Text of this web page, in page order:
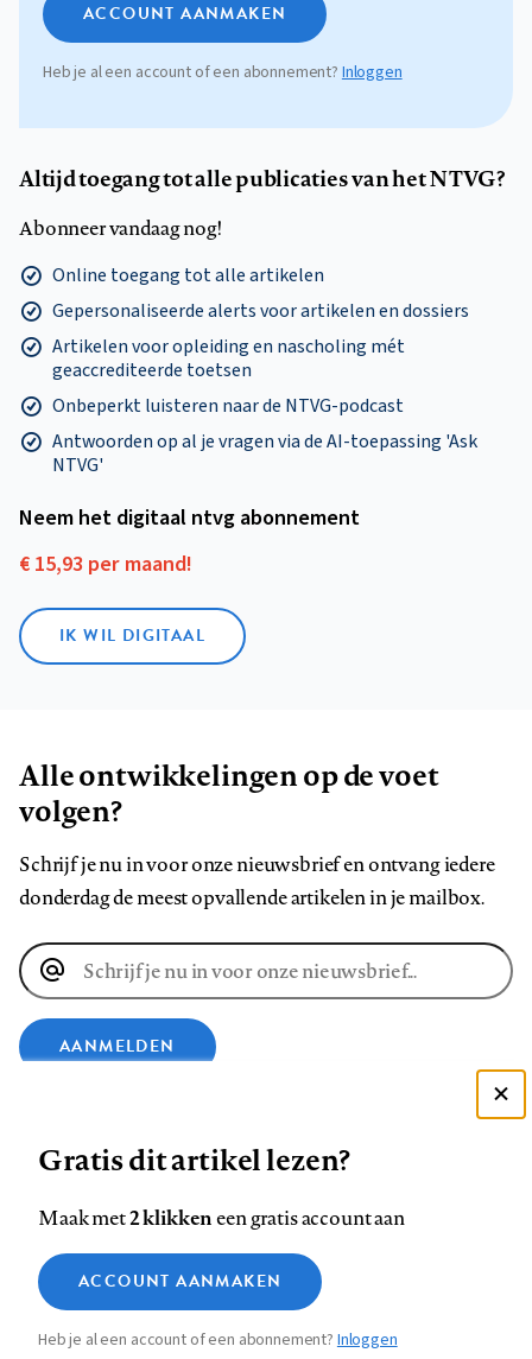
ACCOUNT AANMAKEN
Heb je al een account of een abonnement?Inloggen
Altijd toegang tot alle publicaties van het NTVG?
Abonneer vandaag nog!
Online toegang tot alle artikelen
Gepersonaliseerde alerts voor artikelen en dossiers
Artikelen voor opleiding en nascholing mét
geaccrediteerde toetsen
Onbeperkt luisteren naar de NTVG-podcast
Antwoorden op al je vragen via de AI-toepassing 'Ask
NTVG'
Neem het digitaal ntvg abonnement
€ 15,93 per maand!
IK WIL DIGITAAL
Alle ontwikkelingen op de voet
volgen?
Schrijf je nu in voor onze nieuwsbrief en ontvang iedere
donderdag de meest opvallende artikelen in je mailbox.
E-
mailadres
AANMELDEN
op
Facebook
op
LinkedIn
op
Bluesky
ons
op
InstagramYouTube
Footer
Contact Colofon Disclaimer Privacy
Medische vragen verdienen
betrouwbare antwoorden
Zie onze cookie policy
Analytische cookies
Marketing cookies
Gratis dit artikel lezen?
Maak met2 klikkeneen gratis account aan
ACCOUNT AANMAKEN
Heb je al een account of een abonnement?Inloggen